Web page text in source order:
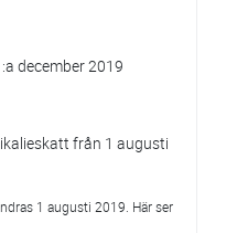
december 2019
från 1 augusti
1 augusti 2019. Här ser